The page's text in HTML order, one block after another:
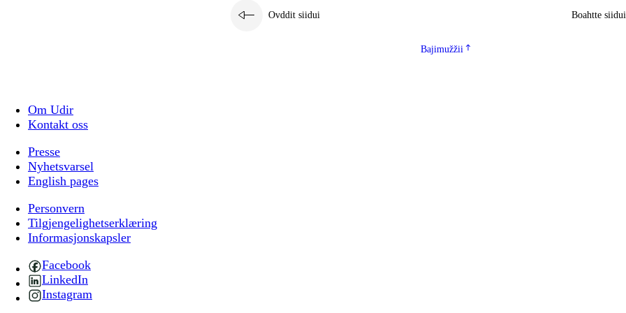
Ovddit siidui Boahtte siidui
Bajimužžii
Om Udir
Kontakt oss
Presse
Nyhetsvarsel
English pages
Personvern
Tilgjengelighetserklæring
Informasjonskapsler
Facebook
LinkedIn
Instagram